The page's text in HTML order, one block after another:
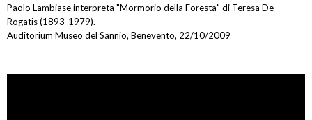
Paolo Lambiase interpreta "Mormorio della Foresta" di Teresa De
Rogatis (1893-1979).
Auditorium Museo del Sannio, Benevento, 22/10/2009